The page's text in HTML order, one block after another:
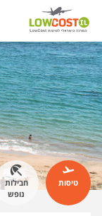
טיסות
חבילות
נופש